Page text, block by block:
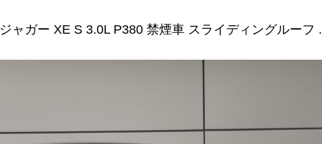
ジャガー XE S 3.0L P380 禁煙車 スライディングルーフ